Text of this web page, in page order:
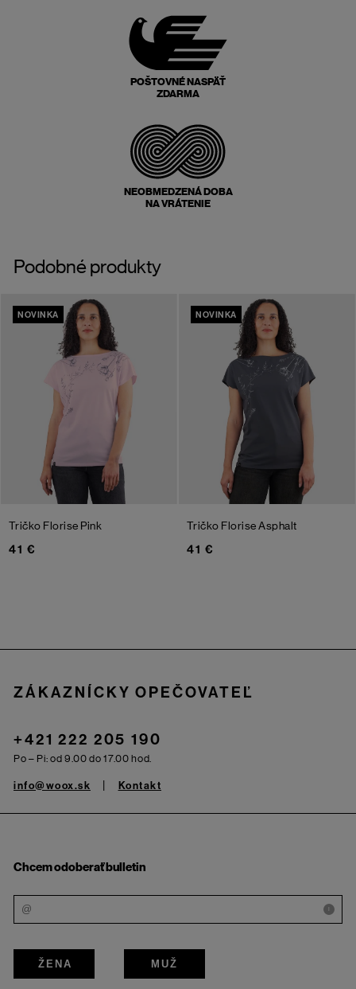
POŠTOVNÉ NASPÄŤ
ZDARMA
NEOBMEDZENÁ DOBA
NA VRÁTENIE
Podobné produkty
NOVINKA
Tričko Florise Pink
41 €
NOVINKA
Tričko FloriseAsphalt
41 €
ZÁKAZNÍCKY OPEČOVATEĽ
+421 222 205 190
Po – Pi: od 9.00 do 17.00 hod.
info@woox.sk Kontakt
Chcem odoberať bulletin
i
ŽENA MUŽ